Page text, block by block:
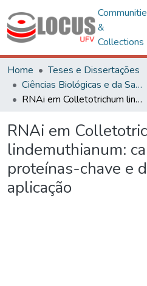
&
Collections
Home
Teses e Dissertações
Ciências Biológicas e da Saúde
RNAi em Colletotrichum lindemuthianum: caracterização das proteínas-chave e desafios para a aplicação
RNAi em
lindemuthianum:
proteínas-chave e
aplicação